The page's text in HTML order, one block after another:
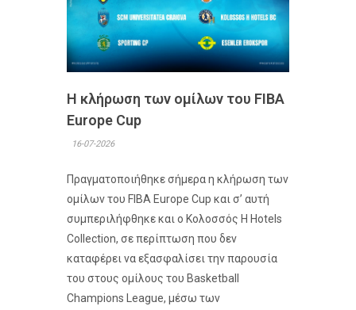
Η κλήρωση των ομίλων του FIBA
Europe Cup
16-07-2026
Πραγματοποιήθηκε σήμερα η κλήρωση των
ομίλων του FIBA Europe Cup και σ’ αυτή
συμπεριλήφθηκε και ο Κολοσσός H Hotels
Collection, σε περίπτωση που δεν
καταφέρει να εξασφαλίσει την παρουσία
του στους ομίλους του Basketball
Champions League, μέσω των